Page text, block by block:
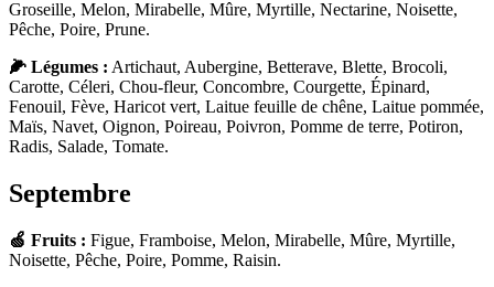
Groseille, Melon, Mirabelle, Mûre, Myrtille, Nectarine, Noisette,
Pêche, Poire, Prune.
🌽 Légumes : Artichaut, Aubergine, Betterave, Blette, Brocoli,
Carotte, Céleri, Chou-fleur, Concombre, Courgette, Épinard,
Fenouil, Fève, Haricot vert, Laitue feuille de chêne, Laitue pommée,
Maïs, Navet, Oignon, Poireau, Poivron, Pomme de terre, Potiron,
Radis, Salade, Tomate.
Septembre
🍏 Fruits : Figue, Framboise, Melon, Mirabelle, Mûre, Myrtille,
Noisette, Pêche, Poire, Pomme, Raisin.